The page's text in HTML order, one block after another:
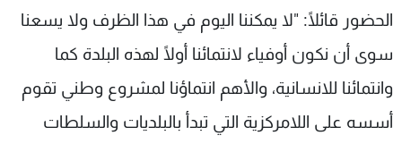
الحضور قائلًا: "لا يمكننا اليوم في هذا الظرف ولا يسعنا
سوى أن نكون أوفياء لانتمائنا أولًا لهذه البلدة كما
وانتمائنا للانسانية، والأهم انتماؤنا لمشروع وطني تقوم
أسسه على اللامركزية التي تبدأ بالبلديات والسلطات